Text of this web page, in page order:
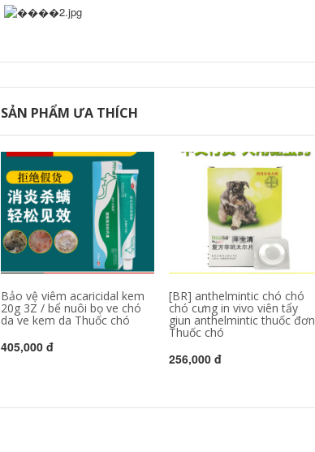
SẢN PHẨM ƯA THÍCH
Bảo vệ viêm acaricidal kem
20g 3Z / bể nuôi bọ ve chó
da ve kem da Thuốc chó
405,000 đ
[BR] anthelmintic chó chó
chó cưng in vivo viên tẩy
giun anthelmintic thuốc đơn
Thuốc chó
256,000 đ